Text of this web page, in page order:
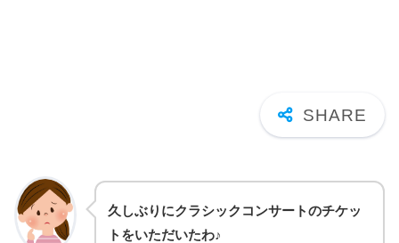
久しぶりにクラシックコンサートのチケッ
トをいただいたわ♪